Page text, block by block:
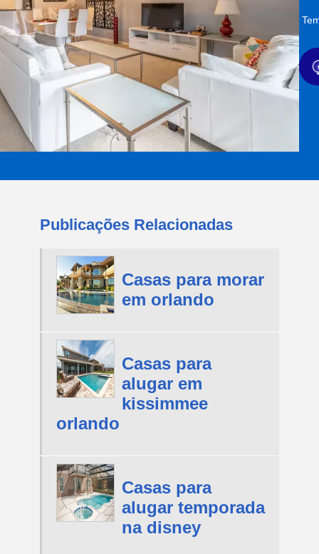
Publicações Relacionadas
Casas para morar
em orlando
Casas para
alugar em
kissimmee
orlando
Casas para
alugar temporada
na disney